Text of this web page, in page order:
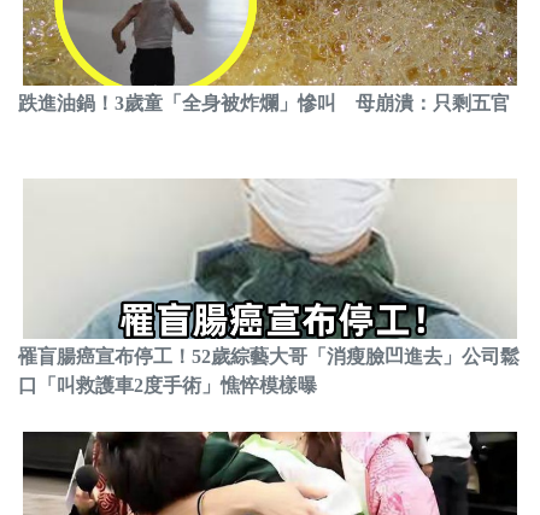
跌進油鍋！3歲童「全身被炸爛」慘叫 母崩潰：只剩五官
罹盲腸癌宣布停工！52歲綜藝大哥「消瘦臉凹進去」公司鬆
口「叫救護車2度手術」憔悴模樣曝